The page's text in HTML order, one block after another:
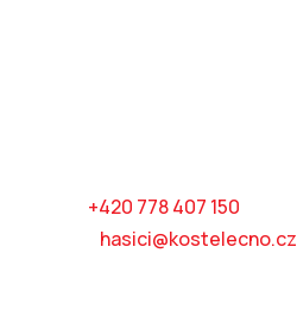
+420 778 407 150
hasici@kostelecno.cz